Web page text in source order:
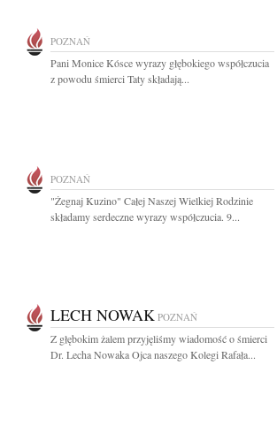
POZNAŃ
Pani Monice Kósce wyrazy głębokiego współczucia
z powodu śmierci Taty składają...
POZNAŃ
"Żegnaj Kuzino" Całej Naszej Wielkiej Rodzinie
składamy serdeczne wyrazy współczucia. 9...
LECH NOWAK POZNAŃ
Z głębokim żalem przyjęliśmy wiadomość o śmierci
Dr. Lecha Nowaka Ojca naszego Kolegi Rafała...